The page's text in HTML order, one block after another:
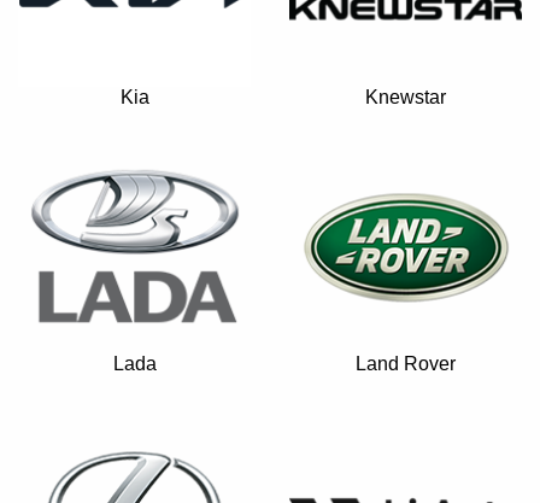
Kia Knewstar
Lada Land Rover